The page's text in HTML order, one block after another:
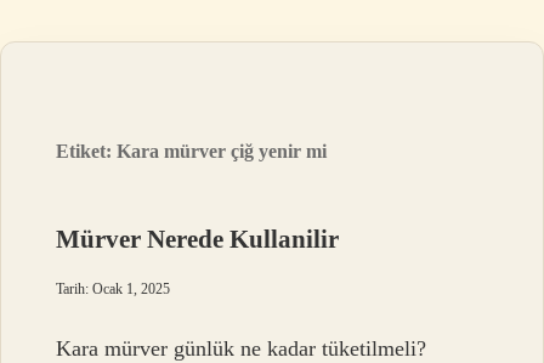
Etiket:Kara mürver çiğ yenir mi
Mürver Nerede Kullanilir
Tarih: Ocak 1, 2025
Kara mürver günlük ne kadar tüketilmeli?